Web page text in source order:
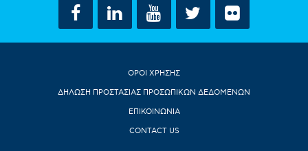
ΟΡΟΙ ΧΡΗΣΗΣ
ΔΗΛΩΣΗ ΠΡΟΣΤΑΣΙΑΣ ΠΡΟΣΩΠΙΚΩΝ ΔΕΔΟΜΕΝΩΝ
ΕΠΙΚΟΙΝΩΝΙΑ
CONTACT US